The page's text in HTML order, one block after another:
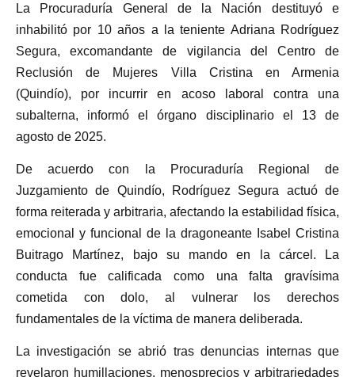
La Procuraduría General de la Nación destituyó e
inhabilitó por 10 años a la teniente Adriana Rodríguez
Segura, excomandante de vigilancia del Centro de
Reclusión de Mujeres Villa Cristina en Armenia
(Quindío), por incurrir en acoso laboral contra una
subalterna, informó el órgano disciplinario el 13 de
agosto de 2025.
De acuerdo con la Procuraduría Regional de
Juzgamiento de Quindío, Rodríguez Segura actuó de
forma reiterada y arbitraria, afectando la estabilidad física,
emocional y funcional de la dragoneante Isabel Cristina
Buitrago Martínez, bajo su mando en la cárcel. La
conducta fue calificada como una falta gravísima
cometida con dolo, al vulnerar los derechos
fundamentales de la víctima de manera deliberada.
La investigación se abrió tras denuncias internas que
revelaron humillaciones, menosprecios y arbitrariedades